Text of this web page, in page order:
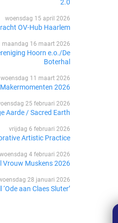
2.0
woensdag 15 april 2026
OV-Hub Haarlem
maandag 16 maart 2026
Hoorn e.o./De
Boterhal
woensdag 11 maart 2026
2026
25 februari 2026
Aarde / Sacred Earth
vrijdag 6 februari 2026
Artistic Practice
woensdag 4 februari 2026
Vrouw Muskens 2026
28 januari 2026
‘Ode aan Claes Sluter’